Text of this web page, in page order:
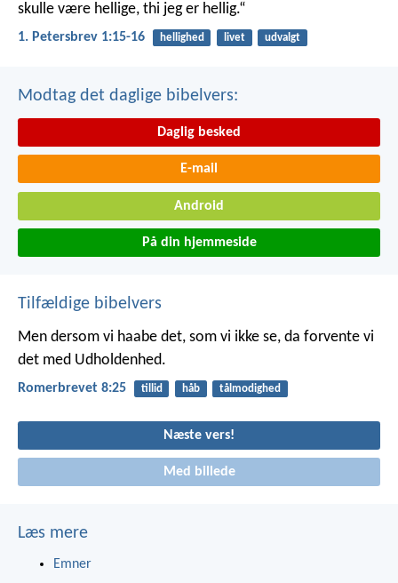
skulle være hellige, thi jeg er hellig.“
1. Petersbrev 1:15-16 hellighed livet udvalgt
Modtag det daglige bibelvers:
Daglig besked
E-mail
Android
På din hjemmeside
Tilfældige bibelvers
Men dersom vi haabe det, som vi ikke se, da forvente vi
det med Udholdenhed.
Romerbrevet 8:25 tillid håb tålmodighed
Næste vers!
Med billede
Læs mere
Emner